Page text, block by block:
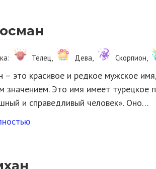
Телец, Дева, Скорпион,
это красивое и редкое мужское
значением. Это имя имеет турецкое
и справедливый человек». Оно…